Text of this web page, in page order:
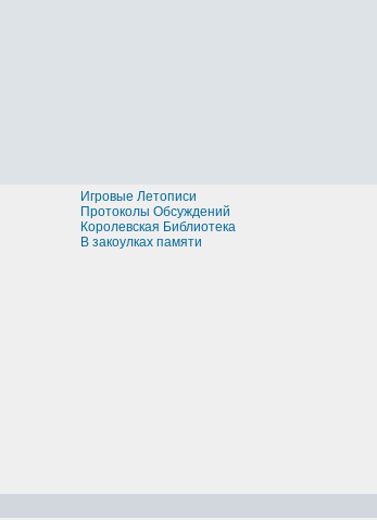
Игровые Летописи
Протоколы Обсуждений
Королевская Библиотека
В закоулках памяти